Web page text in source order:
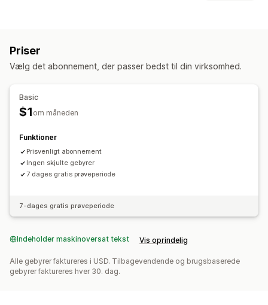
Priser
Vælg det abonnement, der passer bedst til din virksomhed.
Basic
$1 om måneden
Funktioner
Prisvenligt abonnement
Ingen skjulte gebyrer
7 dages gratis prøveperiode
7-dages gratis prøveperiode
Indeholder maskinoversat tekst Vis oprindelig
Alle gebyrer faktureres i USD. Tilbagevendende og brugsbaserede
gebyrer faktureres hver 30. dag.